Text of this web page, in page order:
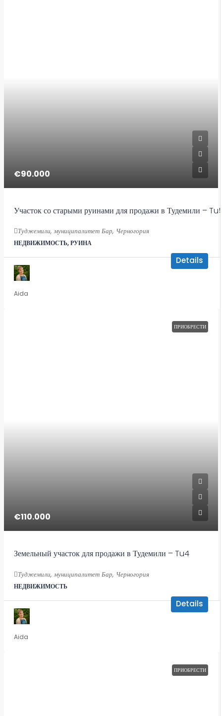
€90.000
Участок со старыми руинами для продажи в Тудемили –
Туджемили, муниципалитет Бар, Черногория
НЕДВИЖИМОСТЬ, РУИНА
Details
Aida
ПРИОБРЕСТИ
€110.000
Земельный участок для продажи в Тудемили – Tu4
Туджемили, муниципалитет Бар, Черногория
НЕДВИЖИМОСТЬ
Details
Aida
ПРИОБРЕСТИ